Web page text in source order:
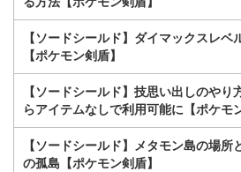
【ソードシールド】ダイマックスレベ
【ポケモン剣盾】
【ソードシールド】技思い出しのやり
らアイテムなしで利用可能に【ポケモ
【ソードシールド】メタモン島の場所
の孤島【ポケモン剣盾】